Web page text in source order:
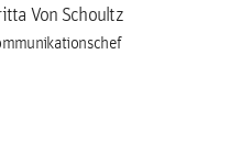
Von Schoultz